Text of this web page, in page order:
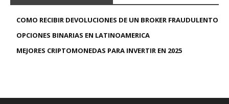
COMO RECIBIR DEVOLUCIONES DE UN BROKER FRAUDULENTO
OPCIONES BINARIAS EN LATINOAMERICA
MEJORES CRIPTOMONEDAS PARA INVERTIR EN 2025